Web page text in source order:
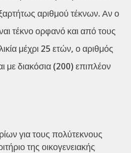
αριθμού τέκνων. Αν ο
τέκνο ορφανό και από τους
μέχρι 25 ετών, ο αριθμός
με διακόσια (200) επιπλέον
για τους πολύτεκνους
της οικογενειακής